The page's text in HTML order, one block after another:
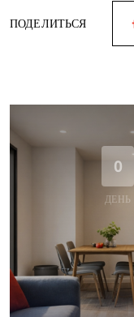
ПОДЕЛИТЬСЯ
0
ДЕНЬ